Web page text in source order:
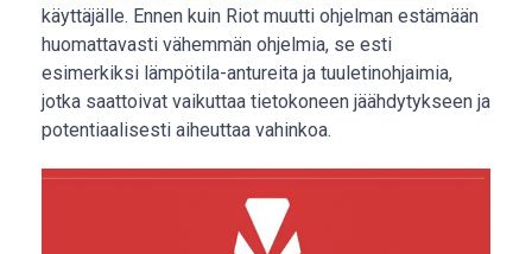
käyttäjälle. Ennen kuin Riot muutti ohjelman estämään
huomattavasti vähemmän ohjelmia, se esti
esimerkiksi lämpötila-antureita ja tuuletinohjaimia,
jotka saattoivat vaikuttaa tietokoneen jäähdytykseen ja
potentiaalisesti aiheuttaa vahinkoa.